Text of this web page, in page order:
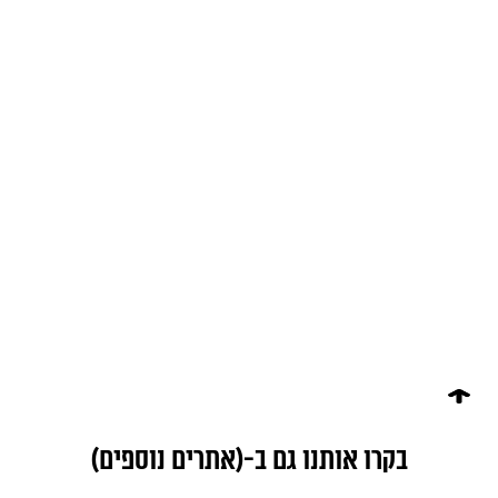
בקרו אותנו גם ב-(אתרים נוספים)